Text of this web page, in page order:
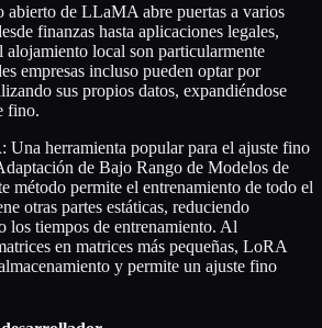
abierto de LLaMA abre puertas a varios
finanzas hasta aplicaciones legales,
alojamiento local son particularmente
empresas incluso pueden optar por
sus propios datos, expandiéndose
fino.
: Una herramienta popular para el ajuste fino
de Bajo Rango de Modelos de
método permite el entrenamiento de todo el
otras partes estáticas, reduciendo
los tiempos de entrenamiento. Al
en matrices más pequeñas, LoRA
y permite un ajuste fino